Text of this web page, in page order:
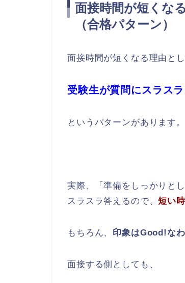
面接時間が短くな
（合格パターン）
面接時間が短くなる理由と
受験生が質問にスラス
というパターンがあります。
実際、「準備をしっかりと
スラスラ答えるので、短い
もちろん、 印象はGood!な
面接する側としても、